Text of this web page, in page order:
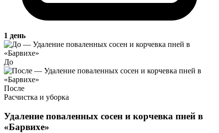
1 день
До
После
Расчистка и уборка
Удаление поваленных сосен и корчевка пней в
«Барвихе»